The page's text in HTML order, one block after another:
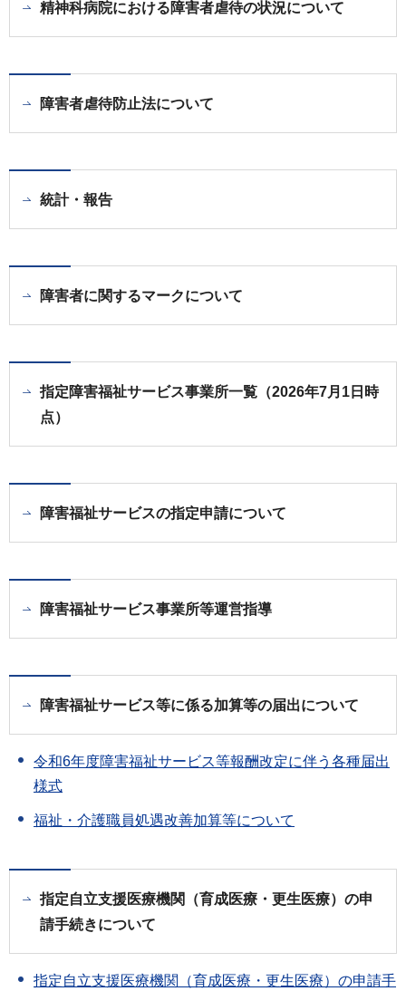
精神科病院における障害者虐待の状況について
障害者虐待防止法について
統計・報告
障害者に関するマークについて
指定障害福祉サービス事業所一覧（2026年7月1日時
点）
障害福祉サービスの指定申請について
障害福祉サービス事業所等運営指導
障害福祉サービス等に係る加算等の届出について
令和6年度障害福祉サービス等報酬改定に伴う各種届出
様式
福祉・介護職員処遇改善加算等について
指定自立支援医療機関（育成医療・更生医療）の申
請手続きについて
指定自立支援医療機関（育成医療・更生医療）の申請手